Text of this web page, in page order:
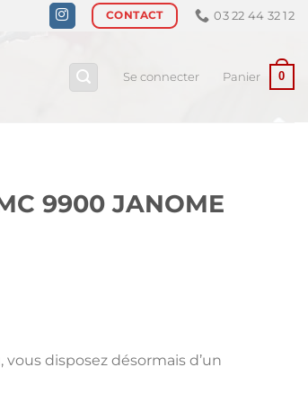
CONTACT 03 22 44 32 12
Se connecter Panier 0
9900 JANOME
disposez désormais d’un